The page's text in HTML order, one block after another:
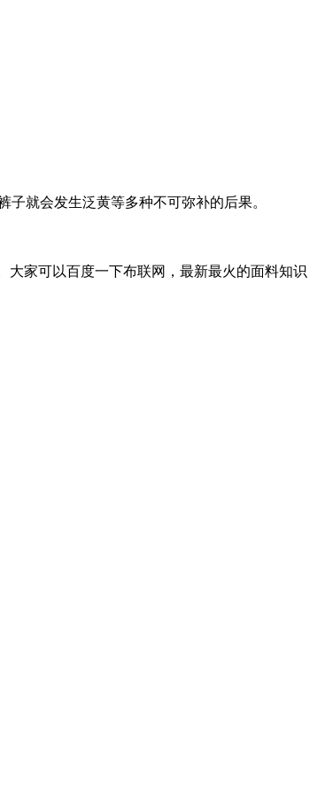
就会发生泛黄等多种不可弥补的后果。
大家可以百度一下布联网，最新最火的面料知识